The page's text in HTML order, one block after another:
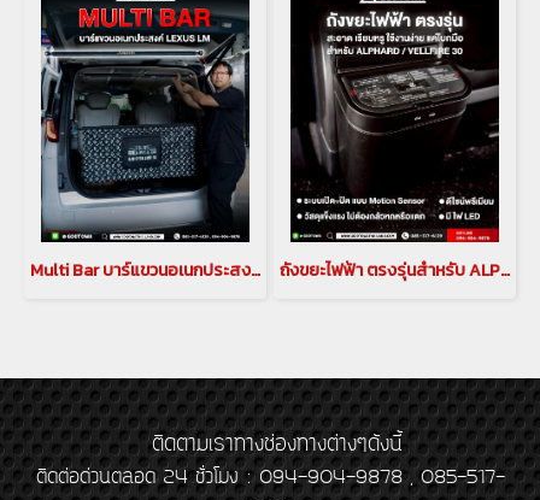
Multi Bar บาร์แขวนอเนกประสงค์ภายในรถ สำหรับรถยนต์ Lexus LM ถังขยะไฟฟ้า ตรงรุ่นสำหรับ ALPHARD / VELLFIRE 30
ติดตามเราทางช่องทางต่างๆดังนี้
ติดต่อด่วนตลอด 24 ชั่วโมง : 094-904-9878 , 085-517-